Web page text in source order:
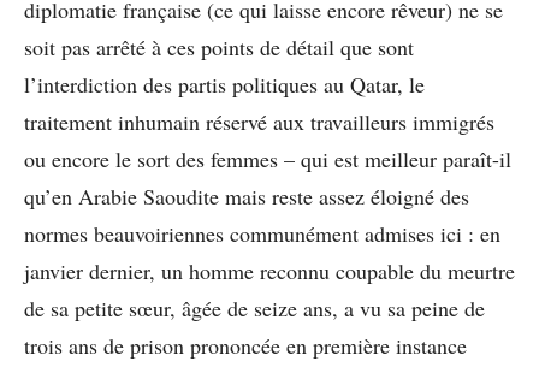
diplomatie française (ce qui laisse encore rêveur) ne se
soit pas arrêté à ces points de détail que sont
l’interdiction des partis politiques au Qatar, le
traitement inhumain réservé aux travailleurs immigrés
ou encore le sort des femmes – qui est meilleur paraît-il
qu’en Arabie Saoudite mais reste assez éloigné des
normes beauvoiriennes communément admises ici : en
janvier dernier, un homme reconnu coupable du meurtre
de sa petite sœur, âgée de seize ans, a vu sa peine de
trois ans de prison prononcée en première instance